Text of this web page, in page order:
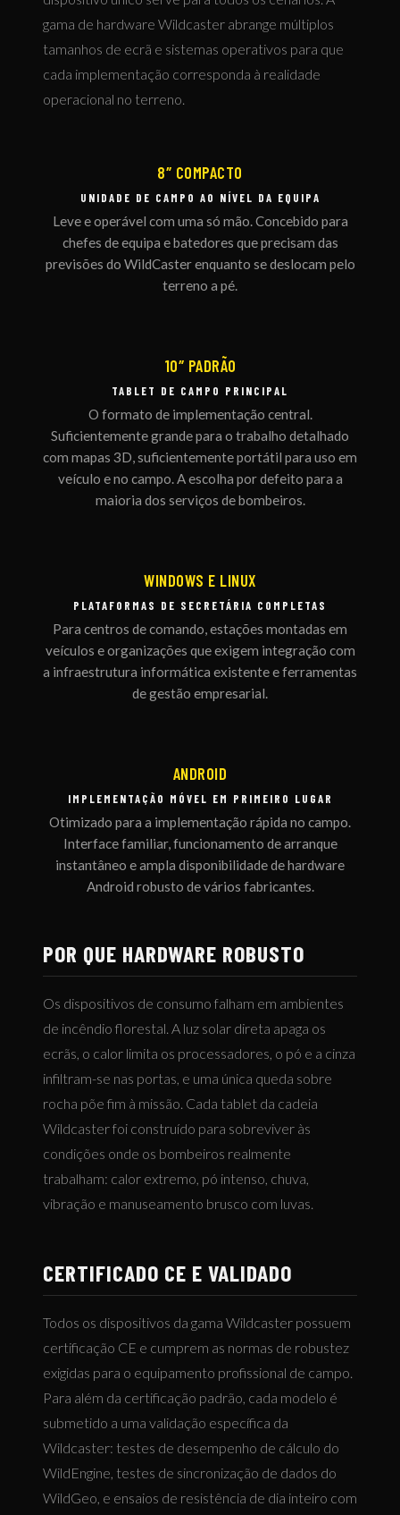
gama de hardware Wildcaster abrange múltiplos
tamanhos de ecrã e sistemas operativos para que
cada implementação corresponda à realidade
operacional no terreno.
8″ COMPACTO
UNIDADE DE CAMPO AO NÍVEL DA EQUIPA
Leve e operável com uma só mão. Concebido para
chefes de equipa e batedores que precisam das
previsões do WildCaster enquanto se deslocam pelo
terreno a pé.
10″ PADRÃO
TABLET DE CAMPO PRINCIPAL
O formato de implementação central.
Suficientemente grande para o trabalho detalhado
com mapas 3D, suficientemente portátil para uso em
veículo e no campo. A escolha por defeito para a
maioria dos serviços de bombeiros.
WINDOWS E LINUX
PLATAFORMAS DE SECRETÁRIA COMPLETAS
Para centros de comando, estações montadas em
veículos e organizações que exigem integração com
a infraestrutura informática existente e ferramentas
de gestão empresarial.
ANDROID
IMPLEMENTAÇÃO MÓVEL EM PRIMEIRO LUGAR
Otimizado para a implementação rápida no campo.
Interface familiar, funcionamento de arranque
instantâneo e ampla disponibilidade de hardware
Android robusto de vários fabricantes.
POR QUE HARDWARE ROBUSTO
Os dispositivos de consumo falham em ambientes
de incêndio florestal. A luz solar direta apaga os
ecrãs, o calor limita os processadores, o pó e a cinza
infiltram-se nas portas, e uma única queda sobre
rocha põe fim à missão. Cada tablet da cadeia
Wildcaster foi construído para sobreviver às
condições onde os bombeiros realmente
trabalham: calor extremo, pó intenso, chuva,
vibração e manuseamento brusco com luvas.
CERTIFICADO CE E VALIDADO
Todos os dispositivos da gama Wildcaster possuem
certificação CE e cumprem as normas de robustez
exigidas para o equipamento profissional de campo.
Para além da certificação padrão, cada modelo é
submetido a uma validação específica da
Wildcaster: testes de desempenho de cálculo do
WildEngine, testes de sincronização de dados do
WildGeo, e ensaios de resistência de dia inteiro com